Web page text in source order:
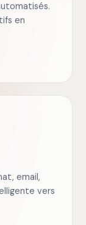
en
email,
vers